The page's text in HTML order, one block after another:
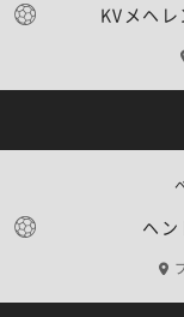
KVメヘレ
ヘン